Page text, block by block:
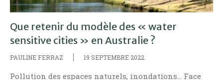
Que retenir du modèle des « water
sensitive cities » en Australie ?
PAULINE FERRAZ 19 SEPTEMBRE 2022
Pollution des espaces naturels, inondations... Face